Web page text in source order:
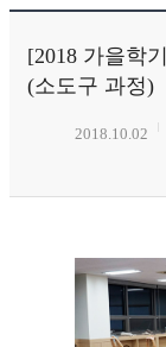
[2018 가을학
(소도구 과정)
2018.10.02